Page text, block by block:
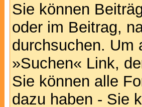
Sie können
oder im Beitrag,
durchsuchen. Um
»Suchen« Link,
Sie können alle
dazu haben - Sie